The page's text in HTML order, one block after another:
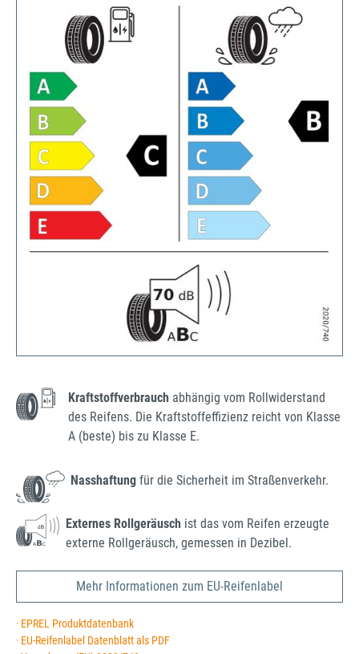
Kraftstoffverbrauch abhängig vom Rollwiderstand
des Reifens. Die Kraftstoffeffizienz reicht von Klasse
A (beste) bis zu Klasse E.
Nasshaftung für die Sicherheit im Straßenverkehr.
Externes Rollgeräusch ist das vom Reifen erzeugte
externe Rollgeräusch, gemessen in Dezibel.
Mehr Informationen zum EU-Reifenlabel
· EPREL Produktdatenbank
· EU-Reifenlabel Datenblatt als PDF